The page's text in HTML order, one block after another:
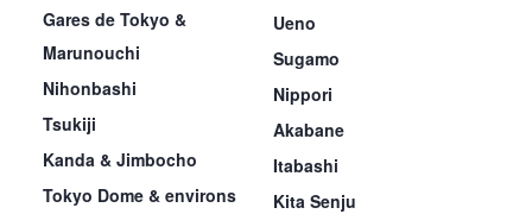
Gares de Tokyo &
Marunouchi
Nihonbashi
Tsukiji
Kanda & Jimbocho
Tokyo Dome & environs
Ueno
Sugamo
Nippori
Akabane
Itabashi
Kita Senju